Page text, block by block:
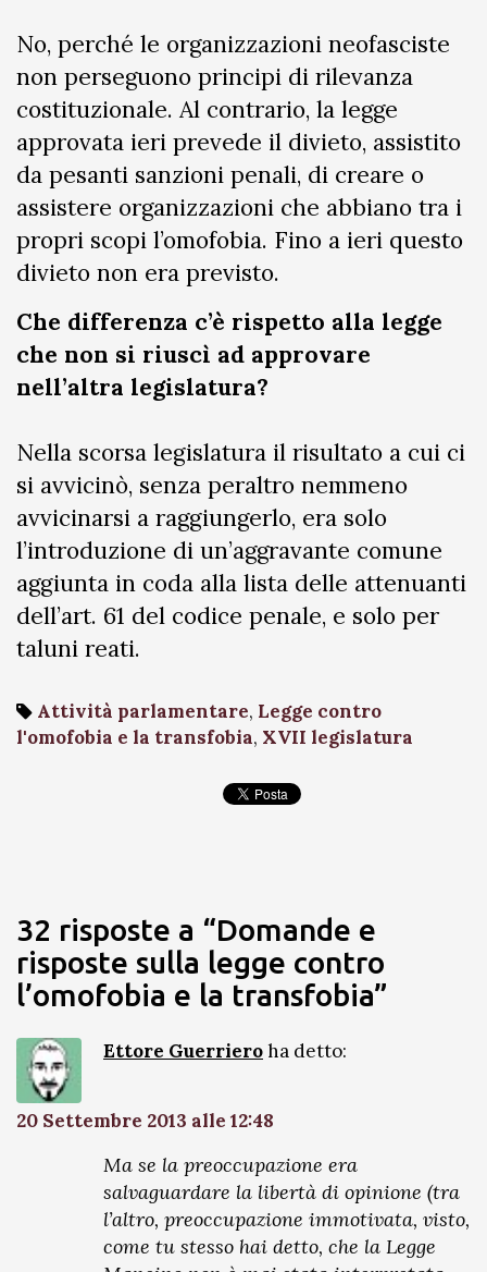
No, perché le organizzazioni neofasciste
non perseguono principi di rilevanza
costituzionale. Al contrario, la legge
approvata ieri prevede il divieto, assistito
da pesanti sanzioni penali, di creare o
assistere organizzazioni che abbiano tra i
propri scopi l’omofobia. Fino a ieri questo
divieto non era previsto.
Che differenza c’è rispetto alla legge
che non si riuscì ad approvare
nell’altra legislatura?
Nella scorsa legislatura il risultato a cui ci
si avvicinò, senza peraltro nemmeno
avvicinarsi a raggiungerlo, era solo
l’introduzione di un’aggravante comune
aggiunta in coda alla lista delle attenuanti
dell’art. 61 del codice penale, e solo per
taluni reati.
Attività parlamentare, Legge contro
l'omofobia e la transfobia, XVII legislatura
32 risposte a “Domande e
risposte sulla legge contro
l’omofobia e la transfobia”
Ettore Guerrieroha detto:
20 Settembre 2013 alle 12:48
Ma se la preoccupazione era
salvaguardare la libertà di opinione (tra
l’altro, preoccupazione immotivata, visto,
come tu stesso hai detto, che la Legge